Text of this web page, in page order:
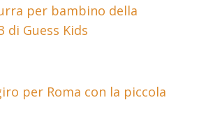
per bambino della
di Guess Kids
per Roma con la piccola